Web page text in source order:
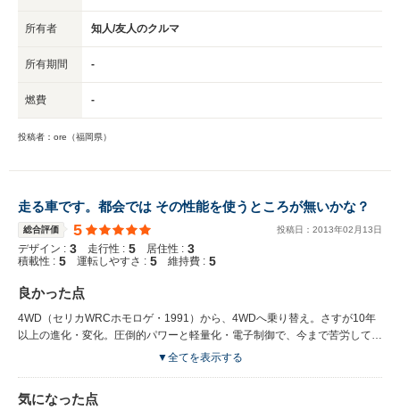
所有者 知人/友人のクルマ
所有期間 -
燃費 -
投稿者：ore（福岡県）
走る車です。都会では その性能を使うところが無いかな？
総合評価 5 投稿日： 2013年02 月 13日
デザイン : 3 走行性 : 5 居住性 : 3
積載性 : 5 運転しやすさ : 5 維持費 : 5
良かった点
4WD（セリカWRCホモロゲ・1991）から、4WDへ乗り替え。さすが10年
以上の進化・変化。圧倒的パワーと軽量化・電子制御で、今まで苦労してい
たことが馬鹿馬鹿しくなるほど、スイスイ走り、スイスイ曲がる。GT-Rの
はワゴン仕様にてセダン程きつくないが、ホールディングは良好。サスは硬
▼全てを表示する
気になった点